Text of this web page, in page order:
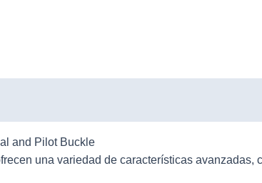
and Pilot Buckle
una variedad de características avanzadas,